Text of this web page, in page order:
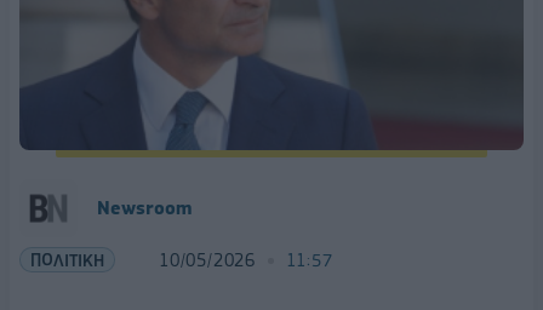
Newsroom
ΠΟΛΙΤΙΚΗ 10/05/2026 11:57